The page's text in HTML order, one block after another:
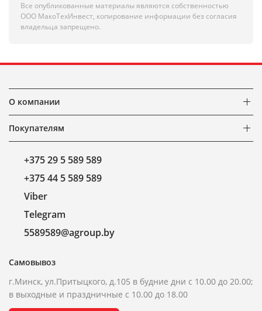
Все опубликованные материалы являются собственностью
ООО МакоТехИнвест, копирование информации без согласия
владельца запрещено.
О компании
Покупателям
+375 29 5 589 589
+375 44 5 589 589
Viber
Telegram
5589589@agroup.by
Самовывоз
г.Минск, ул.Притыцкого, д.105 в будние дни с 10.00 до 20.00;
в выходные и праздничные с 10.00 до 18.00